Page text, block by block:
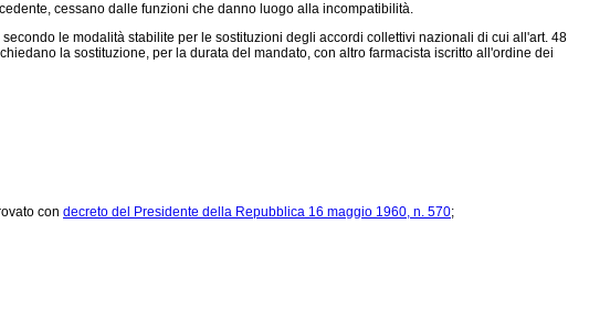
cessano dalle funzioni che danno luogo alla incompatibilità.
le modalità stabilite per le sostituzioni degli accordi collettivi nazionali di cui all'art. 48
la sostituzione, per la durata del mandato, con altro farmacista iscritto all'ordine dei
con decreto del Presidente della Repubblica 16 maggio 1960, n. 570;